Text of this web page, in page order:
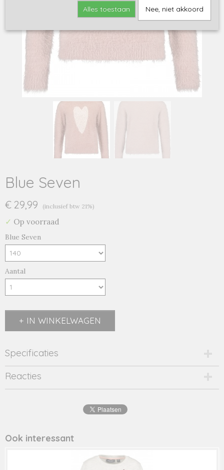
Blue Seven
€ 29,99 (inclusief btw 21%)
✓ Op voorraad
Blue Seven
Aantal
IN WINKELWAGEN
Specificaties
Productcode
2501-14306
Productcode leverancier
Reacties
Ook interessant
Alles toestaan Nee, niet akkoord